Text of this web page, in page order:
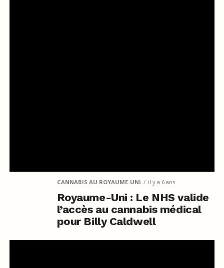
CANNABIS AU ROYAUME-UNI il y a 6 ans
Royaume-Uni : Le NHS valide
l’accès au cannabis médical
pour Billy Caldwell